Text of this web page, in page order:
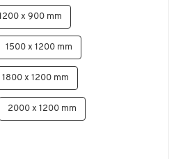
x 900 mm
1500 x 1200 mm
1800 x 1200 mm
2000 x 1200 mm